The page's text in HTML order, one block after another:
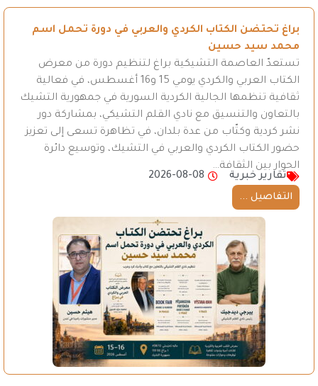
براغ تحتضن الكتاب الكردي والعربي في دورة تحمل اسم
محمد سيد حسين
تستعدّ العاصمة التشيكية براغ لتنظيم دورة من معرض
الكتاب العربي والكردي يومي 15 و16 أغسطس، في فعالية
ثقافية تنظمها الجالية الكردية السورية في جمهورية التشيك
بالتعاون والتنسيق مع نادي القلم التشيكي، بمشاركة دور
نشر كردية وكتّاب من عدة بلدان، في تظاهرة تسعى إلى تعزيز
حضور الكتاب الكردي والعربي في التشيك، وتوسيع دائرة
الحوار بين الثقافة…
تقارير خبرية
2026-08-08
التفاصيل ...